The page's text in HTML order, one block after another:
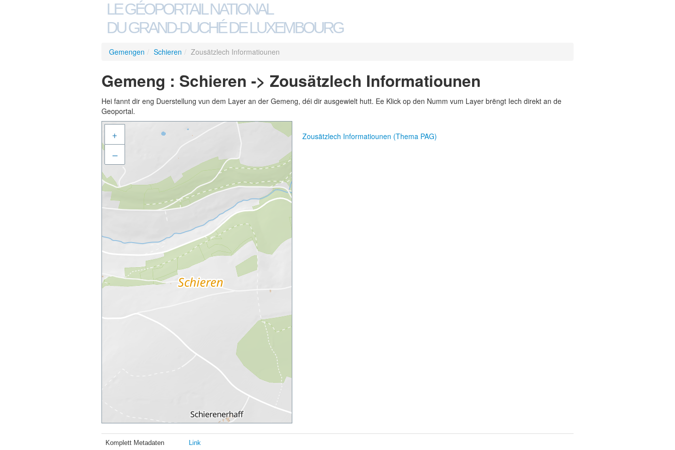
LE GÉOPORTAIL NATIONAL
DU GRAND-DUCHÉ DE LUXEMBOURG
Gemengen / Schieren / Zousätzlech Informatiounen
Gemeng : Schieren -> Zousätzlech Informatiounen
Hei fannt dir eng Duerstellung vun dem Layer an der Gemeng, déi dir ausgewielt hutt. Ee Klick op den Numm vum Layer brëngt Iech direkt an de
Geoportal.
+
–
Zousätzlech Informatiounen (Thema PAG)
Komplett Metadaten Link